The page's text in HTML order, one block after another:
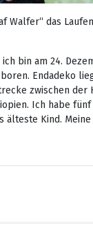
Walfer“ das
bin am 24.
Endadeko
zwischen der
Ich habe
älteste Kind.